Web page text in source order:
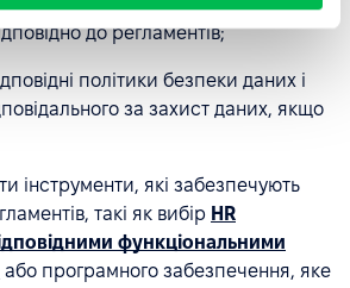
до регламентів;
політики безпеки даних і
за захист даних, якщо
інструменти, які забезпечують
такі як вибір HR
функціональними
або програмного забезпечення, яке